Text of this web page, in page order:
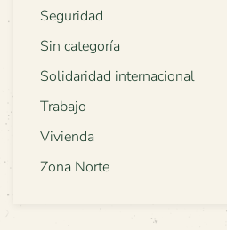
Seguridad
Sin categoría
Solidaridad internacional
Trabajo
Vivienda
Zona Norte